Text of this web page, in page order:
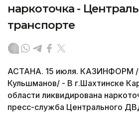
наркоточка -
транспорте
АСТАНА. 15 июля. КАЗИНФОРМ /
Кульшманов/ - В г.Шахтинске
области ликвидирована
пресс-служба Центрального